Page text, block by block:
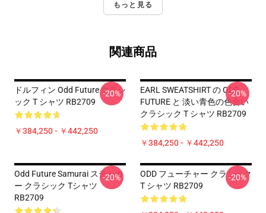
もっと見る
関連商品
ドルフィン Odd Future クラシ
ック T シャツ RB2709
￥384,250 - ￥442,250
-20%
EARL SWEATSHIRT の ODD
FUTURE と 淡い青色の色合い
クラシック T シャツ RB2709
￥384,250 - ￥442,250
-20%
Odd Future Samurai ステッカ
ー クラシック Tシャツ
RB2709
-20%
ODD フューチャー クラシック
T シャツ RB2709
-20%